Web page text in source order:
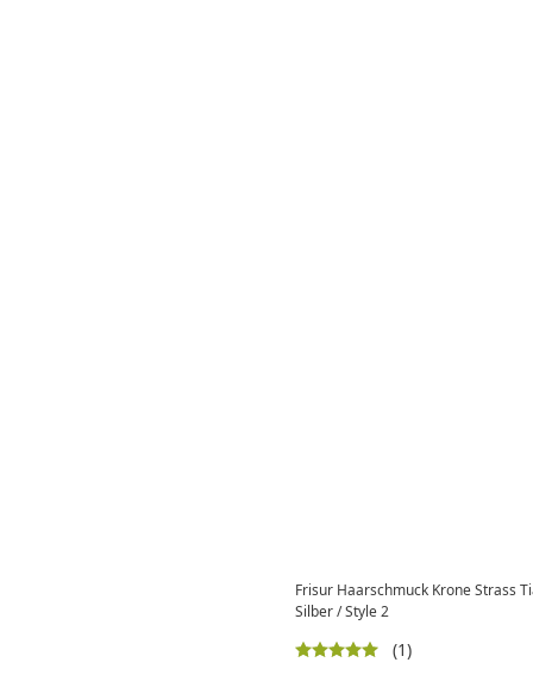
Frisur Haarschmuck Krone Strass
Silber / Style 2
(1)